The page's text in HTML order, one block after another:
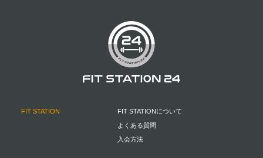
FIT STATION
FIT STATIONについて
よくある質問
入会方法